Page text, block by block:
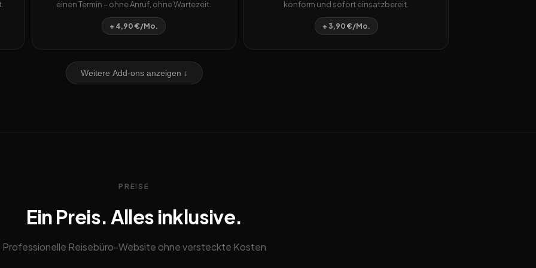
einen Termin – ohne Anruf, ohne Wartezeit.
+ 4,90 €/Mo.
konform und sofort einsatzbereit.
+ 3,90 €/Mo.
Weitere Add-ons anzeigen ↓
PREISE
Ein Preis. Alles inklusive.
Professionelle Reisebüro-Website ohne versteckte Kosten